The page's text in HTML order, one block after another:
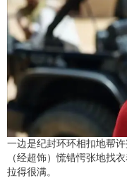
一边是纪封环环相扣地帮
（经超饰）慌错愕张地找
拉得很满。